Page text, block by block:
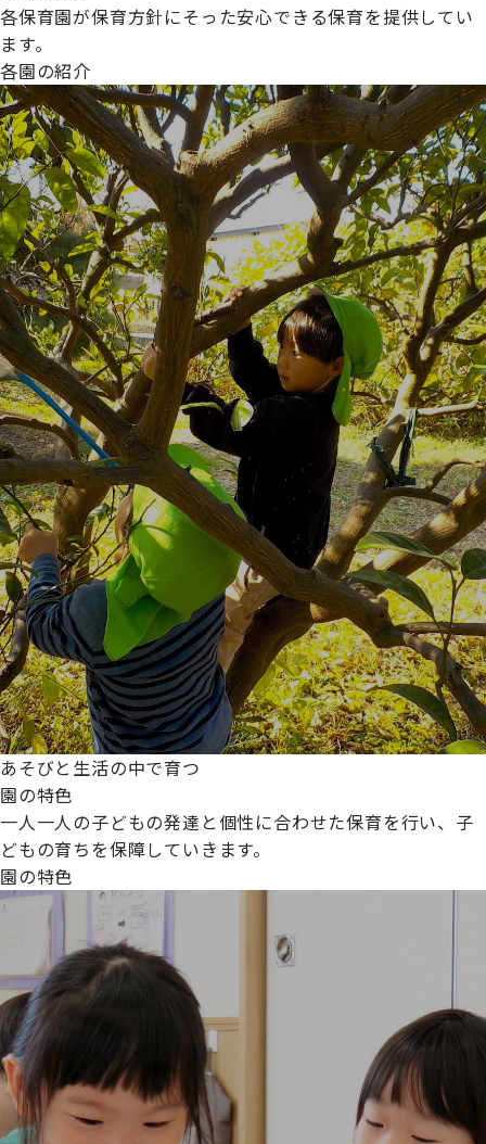
各保育園が保育方針にそった安心できる保育を提供してい
ます。
各園の紹介
あそびと生活の中で育つ
園の特色
一人一人の子どもの発達と個性に合わせた保育を行い、子
どもの育ちを保障していきます。
園の特色